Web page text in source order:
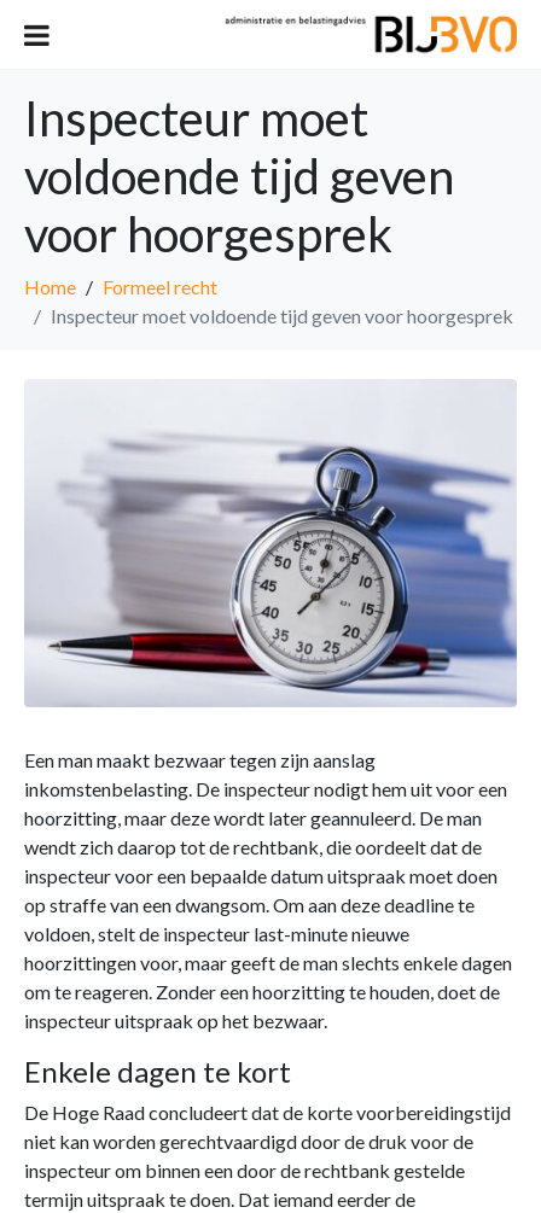
Inspecteur moet
voldoende tijd geven
voor hoorgesprek
Home
Formeel recht
Inspecteur moet voldoende tijd geven voor hoorgesprek
Een man maakt bezwaar tegen zijn aanslag
inkomstenbelasting. De inspecteur nodigt hem uit voor een
hoorzitting, maar deze wordt later geannuleerd. De man
wendt zich daarop tot de rechtbank, die oordeelt dat de
inspecteur voor een bepaalde datum uitspraak moet doen
op straffe van een dwangsom. Om aan deze deadline te
voldoen, stelt de inspecteur last-minute nieuwe
hoorzittingen voor, maar geeft de man slechts enkele dagen
om te reageren. Zonder een hoorzitting te houden, doet de
inspecteur uitspraak op het bezwaar.
Enkele dagen te kort
De Hoge Raad concludeert dat de korte voorbereidingstijd
niet kan worden gerechtvaardigd door de druk voor de
inspecteur om binnen een door de rechtbank gestelde
termijn uitspraak te doen. Dat iemand eerder de